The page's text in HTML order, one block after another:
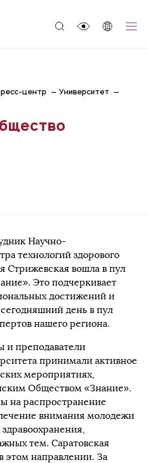
центр
Университет
Научно-
технологий здорового
Стрижевская вошла в пул
Это подчеркивает
достижений и
день в пул
нашего региона.
и преподаватели
принимали активное
мероприятиях,
Обществом «Знание».
на распространение
внимания молодежи
тем. Саратовская
этом направлении. За